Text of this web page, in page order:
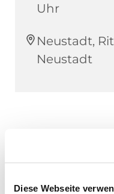
Diese Webseite
Uhr
Neustadt,
Neustadt